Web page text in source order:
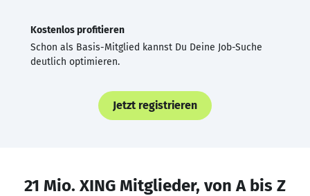
Kostenlos profitieren
Schon als Basis-Mitglied kannst Du Deine Job-Suche
deutlich optimieren.
Jetzt registrieren
21 Mio. XING Mitglieder, von A bis Z